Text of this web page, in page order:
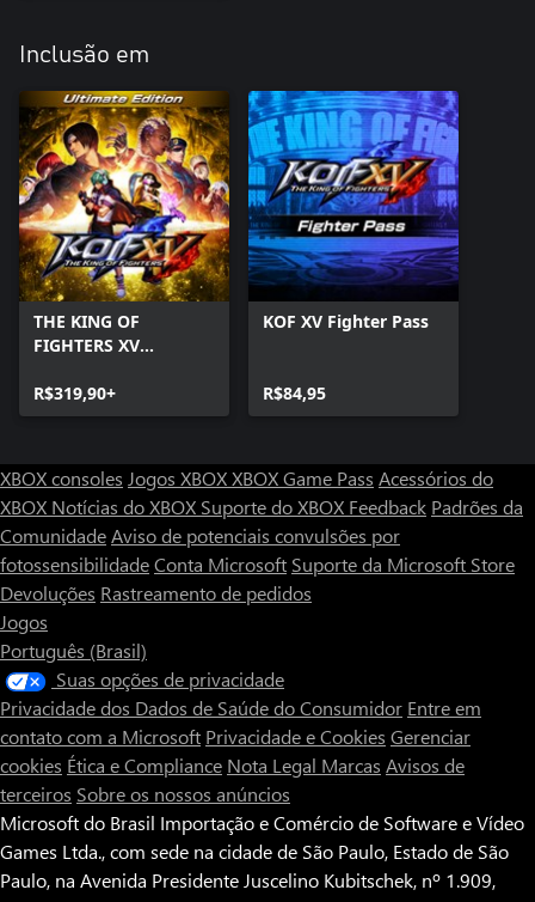
Inclusão em
THE KING OF
FIGHTERS XV
R$319,90+
KOF XV Fighter Pass
R$84,95
XBOX consoles Jogos XBOXXBOX Game Pass Acessórios do
XBOX Notícias do XBOX Suporte do XBOX Feedback Padrões da
ComunidadeAviso de potenciais convulsões por
fotossensibilidadeConta Microsoft Suporte da Microsoft Store
Devoluções Rastreamento de pedidos
Jogos
Português (Brasil)
Suas opções de privacidade
Privacidade dos Dados de Saúde do Consumidor Entre em
contato com a Microsoft Privacidade e Cookies Gerenciar
cookies Ética e Compliance Nota Legal Marcas Avisos de
terceiros Sobre os nossos anúncios
Microsoft do Brasil Importação e Comércio de Software e Vídeo
Games Ltda., com sede na cidade de São Paulo, Estado de São
Paulo, na Avenida Presidente Juscelino Kubitschek, nº 1.909,